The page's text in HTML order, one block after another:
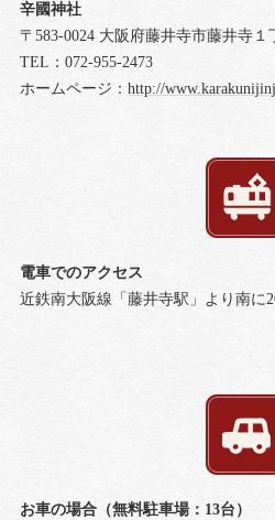
辛國神社
〒583-0024 大阪府藤井寺市藤井寺１
TEL：072-955-2473
ホームページ： http://
電車でのアクセス
近鉄南大阪線「藤井寺駅」より南に
お車の場合（無料駐車場：13台）